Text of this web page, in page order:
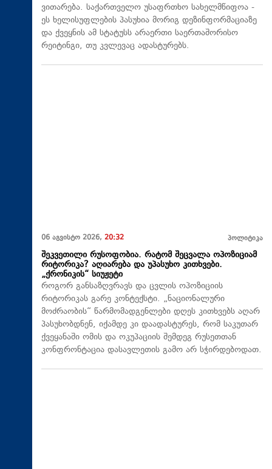
ვითარება. საქართველო უსაფრთხო სახელმწიფოა -
ეს ხელისუფლების პასუხია მორიგ დეზინფორმაციაზე
და ქვეყნის ამ სტატუსს არაერთი საერთაშორისო
რეიტინგი, თუ კვლევაც ადასტურებს.
06 აგვისტო 2026, 20:32 პოლიტიკა
შეკვეთილი რუსოფობია. რატომ შეცვალა ოპოზიციამ
რიტორიკა? აღიარება და უპასუხო კითხვები.
„ქრონიკის“ სიუჟეტი
როგორ განსაზღვრავს და ცვლის ოპოზიციის
რიტორიკას გარე კონტექსტი. „ნაციონალური
მოძრაობის“ წარმომადგენლები დღეს კითხვებს აღარ
პასუხობდნენ, იქამდე კი დაადასტურეს, რომ საკუთარ
ქვეყანაში ომის და ოკუპაციის შემდეგ რუსეთთან
კონფრონტაცია დასავლეთის გამო არ სჭირდებოდათ.